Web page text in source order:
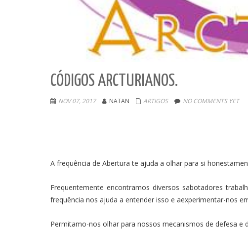
CÓDIGOS ARCTURIANOS.
NOV 07, 2017 NATAN ARTIGOS NO COMMENTS YET
A frequência de Abertura te ajuda a olhar para si
Frequentemente encontramos diversos sabotadores
frequência nos ajuda a entender isso e aexperimentar-nos
Permitamo-nos olhar para nossos mecanismos de defesa